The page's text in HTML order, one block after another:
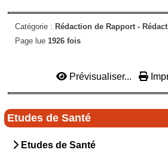
Etudes de Santé
Etudes de Santé
Catégorie : Rédaction de Rapport -
Page lue 1926 fois
Prévisualiser...